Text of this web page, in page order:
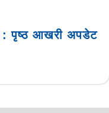
: पृष्ठ आखरी अपडेट